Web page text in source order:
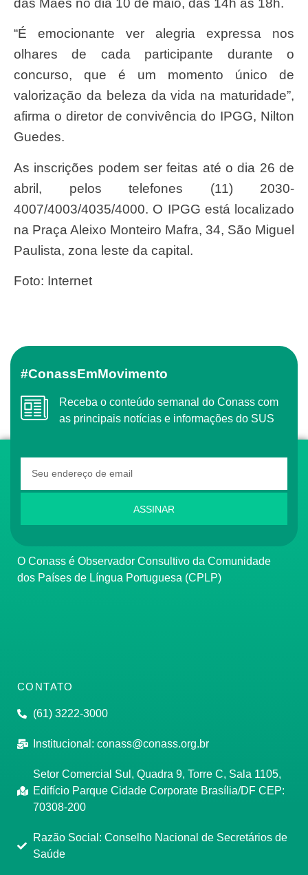
das Mães no dia 10 de maio, das 14h às 18h.
“É emocionante ver alegria expressa nos
olhares de cada participante durante o
concurso, que é um momento único de
valorização da beleza da vida na maturidade”,
afirma o diretor de convivência do IPGG, Nilton
Guedes.
As inscrições podem ser feitas até o dia 26 de
abril, pelos telefones (11) 2030-
4007/4003/4035/4000. O IPGG está localizado
na Praça Aleixo Monteiro Mafra, 34, São Miguel
Paulista, zona leste da capital.
Foto: Internet
#ConassEmMovimento
Receba o conteúdo semanal do Conass com
as principais notícias e informações do SUS
ASSINAR
O Conass é Observador Consultivo da Comunidade
dos Países de Língua Portuguesa (CPLP)
CONTATO
(61) 3222-3000
Institucional: conass@conass.org.br
Setor Comercial Sul, Quadra 9, Torre C, Sala 1105,
Edifício Parque Cidade Corporate Brasília/DF CEP:
70308-200
Razão Social: Conselho Nacional de Secretários de
Saúde